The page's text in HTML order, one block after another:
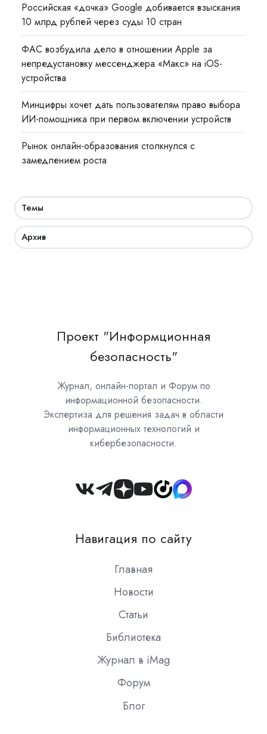
Российская «дочка» Google добивается взыскания
10 млрд рублей через суды 10 стран
ФАС возбудила дело в отношении Apple за
непредустановку мессенджера «Макс» на iOS-
устройства
Минцифры хочет дать пользователям право выбора
ИИ-помощника при первом включении устройств
Рынок онлайн-образования столкнулся с
замедлением роста
Темы
Архив
Проект "Информционная
безопасность"
Журнал, онлайн-портал и Форум по
информационной безопасности.
Экспертиза для решения задач в области
информационных технологий и
кибербезопасности.
Join
Slack
Навигация по сайту
Главная
Новости
Статьи
Библиотека
Журнал в iMag
Форум
Блог